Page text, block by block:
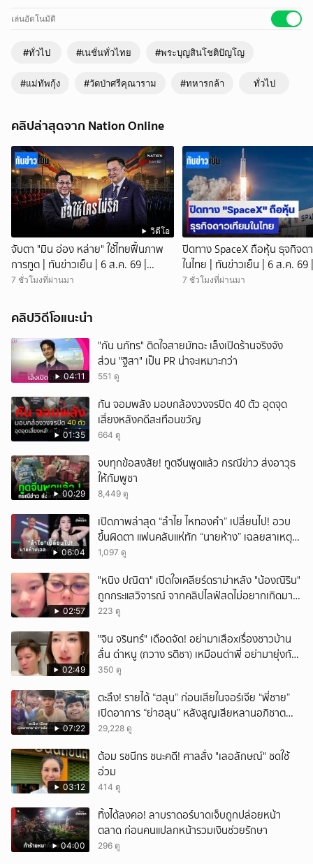
เฉพาะการสูญเสีย จึงตั้งใจแน่วแน่ที่จะบวชเพื่ออุทิศส่วนบุญส่วนกุศลให้แก่ผู้
ใต้บังคับบัญชา ทหารกล้า และประชาชนที่เสียชีวิตจากเหตุการณ์ความขัด
พระบุญสินตั้งใจจะครองสมณเพศเป็นเวลา 1 พรรษา โดยจะจำพรรษาอยู่ที่
มนต์ เจริญจิตภาวนา และฝึกสมาธิตามแนวทางของสงฆ์อย่างเคร่งครัด
#พระบุญสินโชติปัญโญ #แม่ทัพกุ้ง #ทหารกล้า #วัดป่าศรีคุณาราม
อัปเดตข่าว-ชมรายการสด-รายการย้อนหลัง NationTV ได้ที่
www.nationtv.tv
เล่นอัตโนมัติ
#ทั่วไป #เนชั่นทั่วไทย #พระบุญสินโชติปัญโญ
#แม่ทัพกุ้ง #วัดป่าศรีคุณาราม #ทหารกล้า ทั่วไป
คลิปล่าสุดจาก Nation Online
วิดีโอ
จับตา "มิน อ่อง หล่าย" ใช้ไทยฟื้นภาพ
การทูต | ทันข่าวเย็น | 6 ส.ค. 69 |
NationTV22
7 ชั่วโมงที่ผ่านมา
ปิดทาง SpaceX ถือหุ้น ธุจกิจด
ในไทย | ทันข่าวเย็น | 6 ส.ค. 69 |
NationTV22
7 ชั่วโมงที่ผ่านมา
คลิปวิดีโอแนะนำ
04:11
"กัน นภัทร" ติดใจสายมัทฉะ เล็งเปิดร้านจริงจัง
ส่วน "ฐิสา" เป็น PR น่าจะเหมาะกว่า
551 ดู
01:35
กัน จอมพลัง มอบกล้องวงจรปิด 40 ตัว อุดจุด
เสี่ยงหลังคดีสะเทือนขวัญ
664 ดู
00:29
จบทุกข้อสงสัย! ทูตจีนพูดแล้ว กรณีข่าว ส่งอาวุธ
ให้กัมพูชา
8,449 ดู
06:04
เปิดภาพล่าสุด “ลำไย ไหทองคำ” เปลี่ยนไป! อวบ
ขึ้นผิดตา แฟนคลับแห่ทัก “นายห้าง” เฉลยสาเหตุ
ชัด!
1,097 ดู
02:57
"หนิง ปณิตา" เปิดใจเคลียร์ดราม่าหลัง "น้องณิริน"
ถูกกระแสวิจารณ์ จากคลิปไลฟ์สดไม่อยากเกิดมา
หน้าเหมือนพ่อ
223 ดู
02:49
ั่"จิน จรินทร์" เดือดจัด! อย่ามาเสือxเรื่องชาวบ้าน
ลั่น ด่าหนู (กวาง รติชา) เหมือนด่าพี่ อย่ามายุ่งกับ
คนของผม จบ!!!
350 ดู
07:22
ตะลึง! รายได้ “ฮลุน” ก่อนเสียในจอร์เจีย “พี่ชาย”
เปิดอาการ “ย่าฮลุน” หลังสูญเสียหลานอภิชาต
บุตร!
29,228 ดู
03:12
ต้อม รชนีกร ชนะคดี! ศาลสั่ง "เลอลักษณ์" ชดใช้
อ่วม
414 ดู
04:00
ทิ้งได้ลงคอ! ลาบราดอร์บาดเจ็บถูกปล่อยหน้า
ตลาด ก่อนคนแปลกหน้ารวมเงินช่วยรักษา
296 ดู